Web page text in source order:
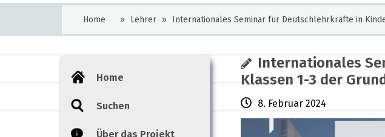
Home » Lehrer » Internationales Seminar für Deutschlehrkräfte in
Home
Suchen
Über das Projekt
Internationales
Klassen 1-3 der
8. Februar 2024